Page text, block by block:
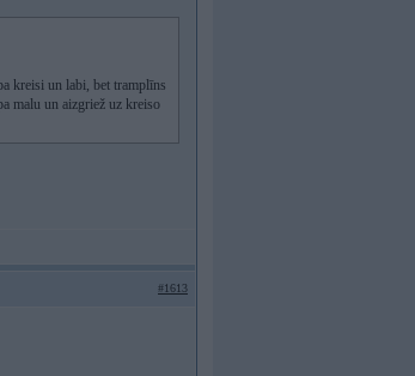
kreisi un labi, bet tramplīns
malu un aizgriež uz kreiso
#1613